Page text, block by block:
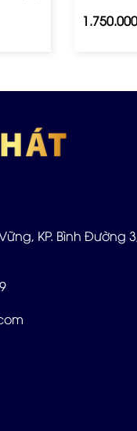
KP. Bình Đường